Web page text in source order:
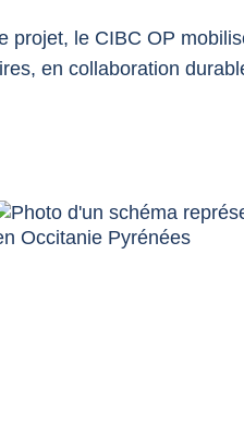
projet, le CIBC OP
en collaboration